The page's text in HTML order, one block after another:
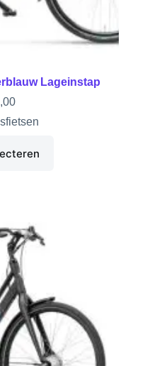
Lageinstap